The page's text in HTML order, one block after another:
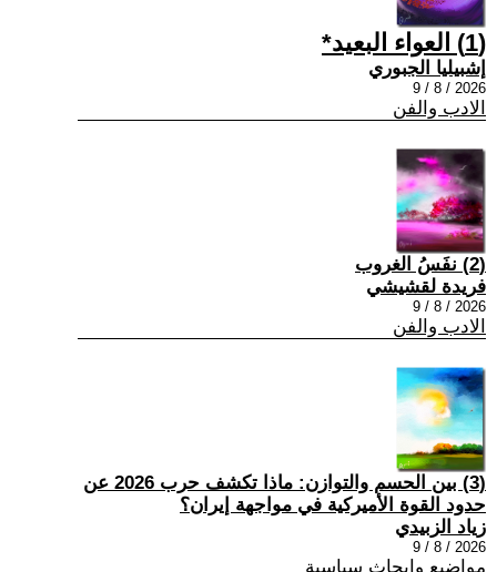
(1) العواء البعيد*
إشبيليا الجبوري
2026 / 8 / 9
الادب والفن
(2) نفَسُ الغروب
فريدة لقشيشي
2026 / 8 / 9
الادب والفن
(3) بين الحسم والتوازن: ماذا تكشف حرب 2026 عن
حدود القوة الأميركية في مواجهة إيران؟
زياد الزبيدي
2026 / 8 / 9
مواضيع وابحاث سياسية